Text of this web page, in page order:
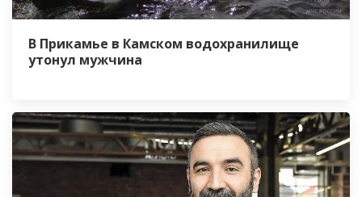
В Прикамье в Камском водохранилище
утонул мужчина